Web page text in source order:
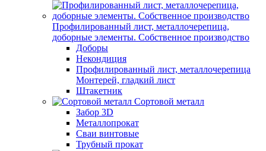
Профилированный лист, металлочерепица,
доборные элементы. Собственное производство
Доборы
Некондиция
Профилированный лист, металлочерепица
Монтерей, гладкий лист
Штакетник
Сортовой металл
Забор 3D
Металлопрокат
Сваи винтовые
Трубный прокат